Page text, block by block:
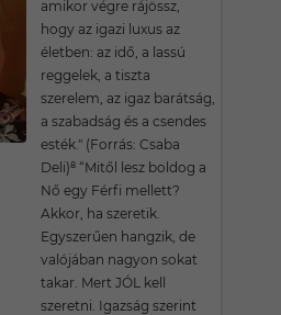
amikor végre rájössz,
hogy az igazi luxus az
életben: az idő, a lassú
reggelek, a tiszta
szerelem, az igaz barátság,
a szabadság és a csendes
esték." (Forrás: Csaba
Deli)⁸ “Mitől lesz boldog a
Nő egy Férfi mellett?
Akkor, ha szeretik.
Egyszerűen hangzik, de
valójában nagyon sokat
takar. Mert JÓL kell
szeretni. Igazság szerint